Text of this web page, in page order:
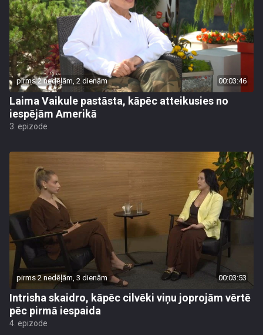
pirms 2 nedēļām, 2 dienām 00:03:46
Laima Vaikule pastāsta, kāpēc atteikusies no
iespējām Amerikā
3. epizode
pirms 2 nedēļām, 3 dienām 00:03:53
Intrisha skaidro, kāpēc cilvēki viņu joprojām vērtē
pēc pirmā iespaida
4. epizode